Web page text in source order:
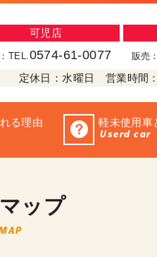
可児店
TEL.0574-61-0077 販売
定休日：水曜日 営業時間
る理由
軽未使用車
Userd car
ップ